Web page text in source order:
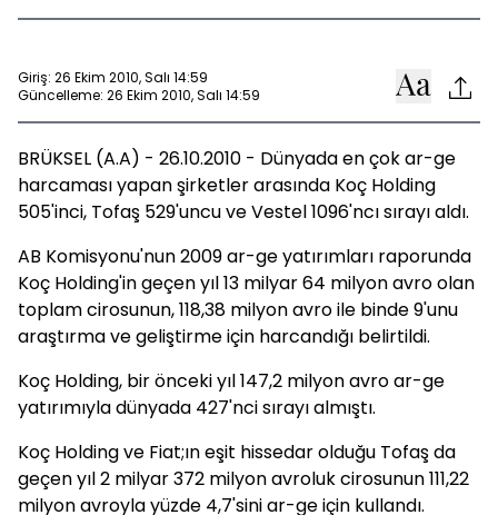
Giriş: 26 Ekim 2010, Salı 14:59
Güncelleme: 26 Ekim 2010, Salı 14:59
BRÜKSEL (A.A) - 26.10.2010 - Dünyada en çok ar-ge
harcaması yapan şirketler arasında Koç Holding
505'inci, Tofaş 529'uncu ve Vestel 1096'ncı sırayı aldı.
AB Komisyonu'nun 2009 ar-ge yatırımları raporunda
Koç Holding'in geçen yıl 13 milyar 64 milyon avro olan
toplam cirosunun, 118,38 milyon avro ile binde 9'unu
araştırma ve geliştirme için harcandığı belirtildi.
Koç Holding, bir önceki yıl 147,2 milyon avro ar-ge
yatırımıyla dünyada 427'nci sırayı almıştı.
Koç Holding ve Fiat;ın eşit hissedar olduğu Tofaş da
geçen yıl 2 milyar 372 milyon avroluk cirosunun 111,22
milyon avroyla yüzde 4,7'sini ar-ge için kullandı.